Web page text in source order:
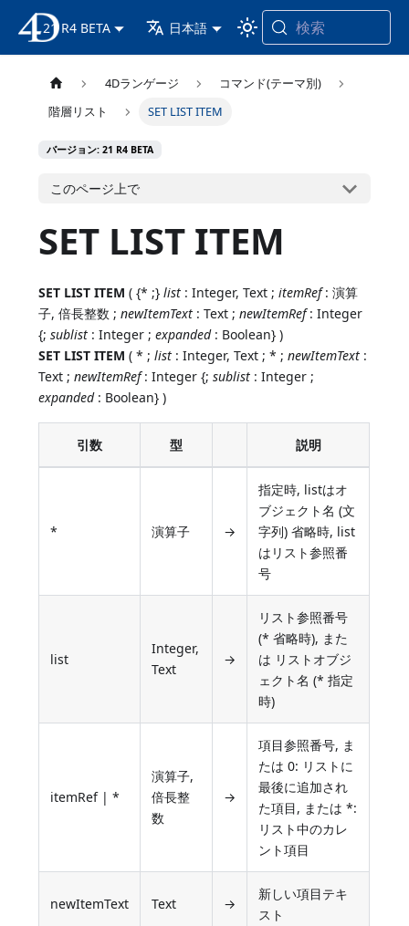
4D ドキュメンテーション
21 R4 BETA 日本語 検索
4Dランゲージ
コマンド(テーマ別)
階層リスト
SET LIST ITEM
バージョン: 21 R4 BETA
このページ上で
SET LIST ITEM
SET LIST ITEM ( {* ;}list : Integer, Text ;itemRef: 演算
子, 倍長整数 ;newItemText : Text ;newItemRef: Integer
{;sublist : Integer ;expanded: Boolean} )
SET LIST ITEM ( * ;list : Integer, Text ; * ;newItemText :
Text ;newItemRef: Integer {;sublist : Integer ;
expanded: Boolean} )
引数 型 説明
* 演算子 →
指定時, listはオ
ブジェクト名 (文
字列) 省略時, list
はリスト参照番
号
list
Integer,
Text
→
リスト参照番号
(* 省略時), また
は リストオブジ
ェクト名 (* 指定
時)
itemRef | *
演算子,
倍長整
数
→
項目参照番号, ま
たは 0: リストに
最後に追加され
た項目, または *:
リスト中のカレ
ント項目
newItemText Text →
新しい項目テキ
スト